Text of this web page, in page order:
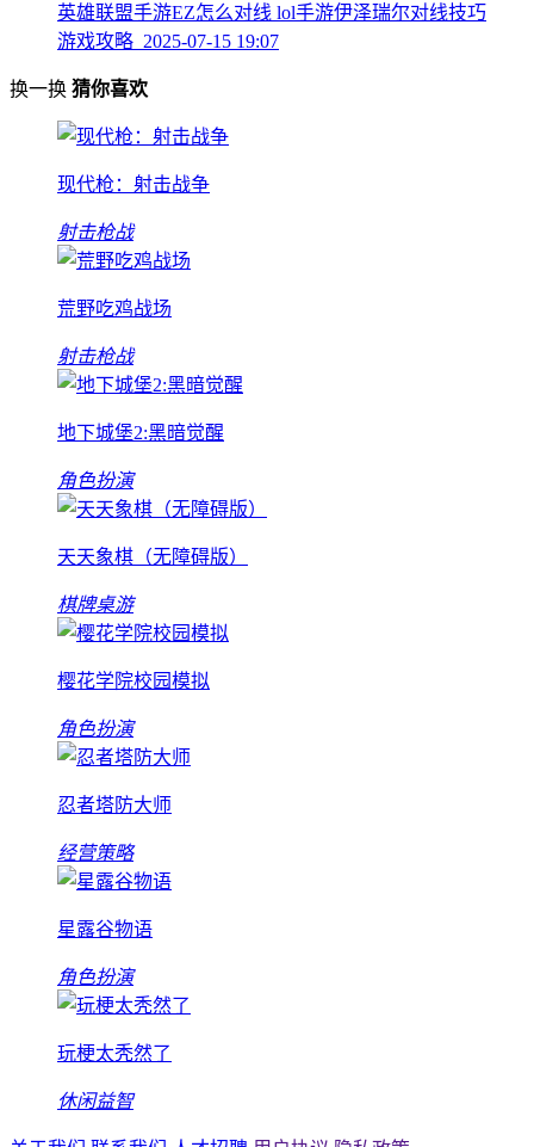
英雄联盟手游EZ怎么对线 lol手游伊泽瑞尔对线技巧
游戏攻略 2025-07-15 19:07
换一换 猜你喜欢
现代枪：射击战争
射击枪战
荒野吃鸡战场
射击枪战
地下城堡2:黑暗觉醒
角色扮演
天天象棋（无障碍版）
棋牌桌游
樱花学院校园模拟
角色扮演
忍者塔防大师
经营策略
星露谷物语
角色扮演
玩梗太秃然了
休闲益智